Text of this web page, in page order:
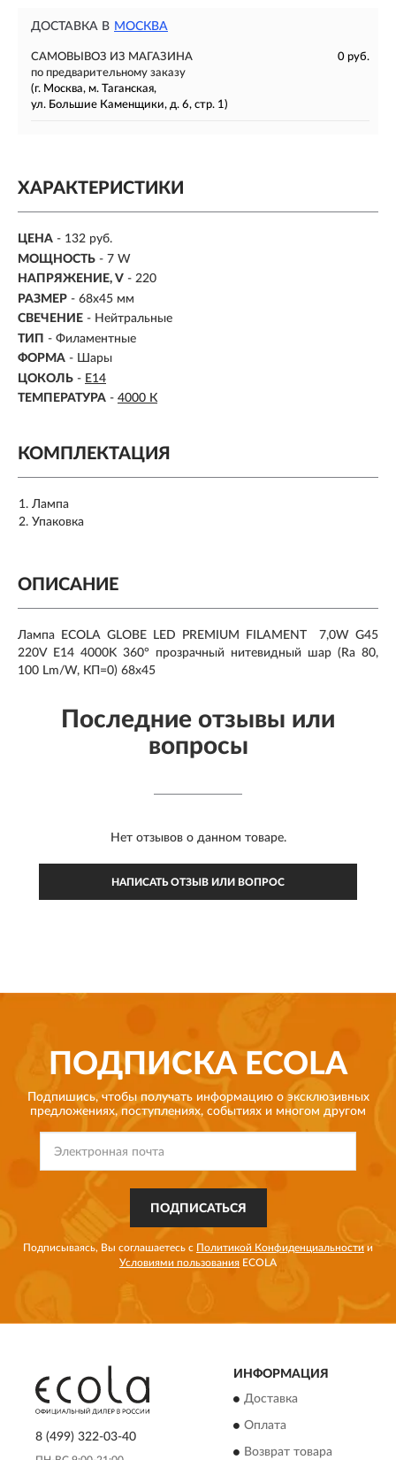
ДОСТАВКА В МОСКВА
САМОВЫВОЗ ИЗ МАГАЗИНА
0 руб.
по предварительному заказу
(г. Москва, м. Таганская,
ул. Большие Каменщики, д. 6, стр. 1)
ХАРАКТЕРИСТИКИ
ЦЕНА - 132 руб.
МОЩНОСТЬ - 7 W
НАПРЯЖЕНИЕ, V - 220
РАЗМЕР - 68x45 мм
СВЕЧЕНИЕ - Нейтральные
ТИП - Филаментные
ФОРМА - Шары
ЦОКОЛЬ - E14
ТЕМПЕРАТУРА - 4000 К
КОМПЛЕКТАЦИЯ
Лампа
Упаковка
ОПИСАНИЕ
Лампа ECOLA GLOBE LED PREMIUM FILAMENT 7,0W G45
220V E14 4000K 360° прозрачный нитевидный шар (Ra 80,
100 Lm/W, КП=0) 68х45
Последние отзывы или
вопросы
Нет отзывов о данном товаре.
НАПИСАТЬ ОТЗЫВ ИЛИ ВОПРОС
ПОДПИСКА ECOLA
Подпишись, чтобы получать информацию о эксклюзивных
предложениях, поступлениях, событиях и многом другом
ПОДПИСАТЬСЯ
Подписываясь, Вы соглашаетесь с Политикой Конфиденциальности и
Условиями пользования ECOLA
8 (499) 322-03-40
ИНФОРМАЦИЯ
Доставка
Оплата
Возврат товара